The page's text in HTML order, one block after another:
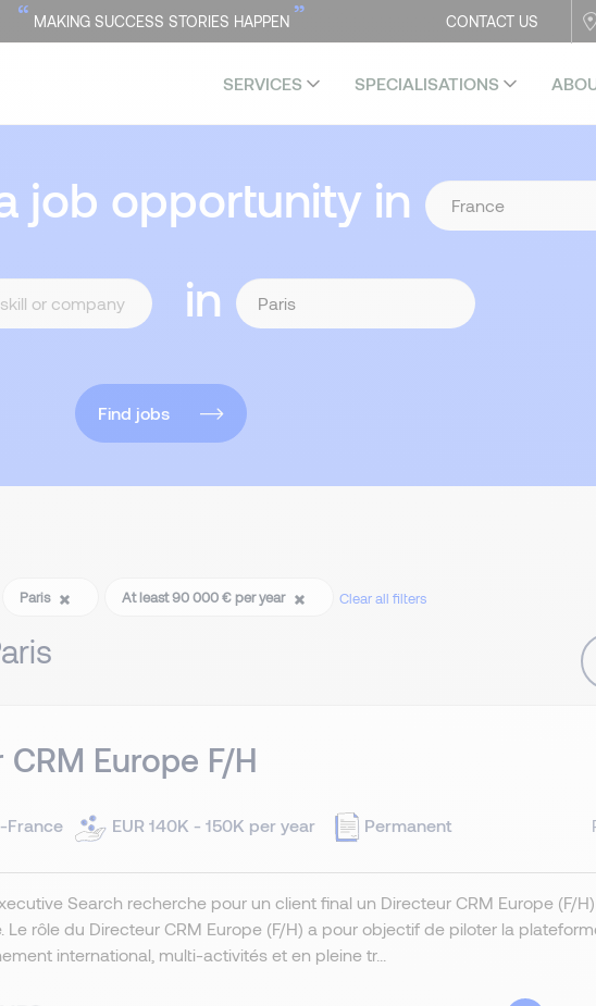
CONTACT US
“ MAKING SUCCESS STORIES HAPPEN ”
SERVICES SPECIALISATIONS
job opportunity in
in
Find jobs
Paris At least 90 000 € per year Clear all filters
Europe F/H
France EUR 140K - 150K per year Permanent
Search recherche pour un client final un Directeur CRM Europe (F/
Le rôle du Directeur CRM Europe (F/H) a pour objectif de piloter la
international, multi-activités et en pleine tr...